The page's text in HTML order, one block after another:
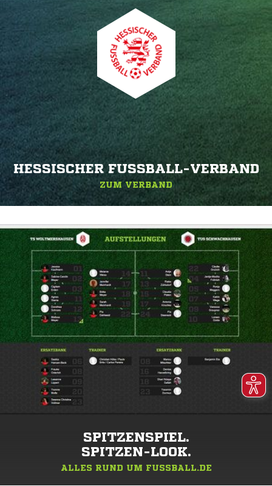
HESSISCHER FUSSBALL-VERBAND
ZUM VERBAND
SPITZENSPIEL.
SPITZEN-LOOK.
ALLES RUND UM FUSSBALL.DE